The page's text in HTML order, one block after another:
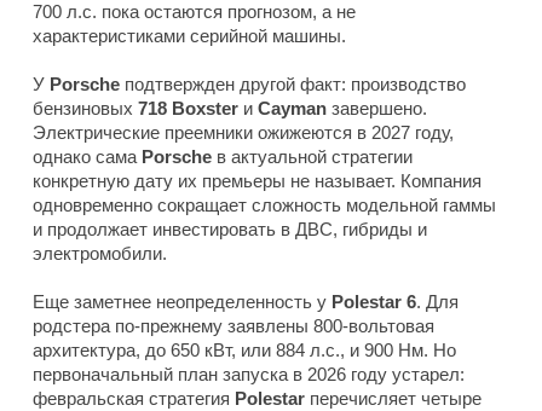
700 л.с. пока остаются прогнозом, а не
характеристиками серийной машины.
У Porsche подтвержден другой факт: производство
бензиновых 718 Boxster и Cayman завершено.
Электрические преемники ожижеются в 2027 году,
однако сама Porsche в актуальной стратегии
конкретную дату их премьеры не называет. Компания
одновременно сокращает сложность модельной гаммы
и продолжает инвестировать в ДВС, гибриды и
электромобили.
Еще заметнее неопределенность у Polestar 6. Для
родстера по-прежнему заявлены 800-вольтовая
архитектура, до 650 кВт, или 884 л.с., и 900 Нм. Но
первоначальный план запуска в 2026 году устарел:
февральская стратегия Polestar перечисляет четыре